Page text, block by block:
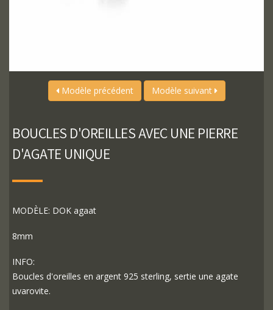
Modèle précédent Modèle suivant
BOUCLES D'OREILLES AVEC UNE PIERRE
D'AGATE UNIQUE
MODÈLE: DOK agaat
8mm
INFO:
Boucles d'oreilles en argent 925 sterling, sertie une agate
uvarovite.